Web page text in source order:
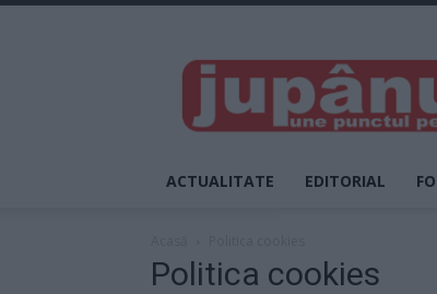
JUPÂNU'
ACTUALITATE EDITORIAL
Politica cookies